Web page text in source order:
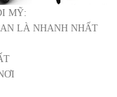
MỸ:
LÀ NHANH NHẤT